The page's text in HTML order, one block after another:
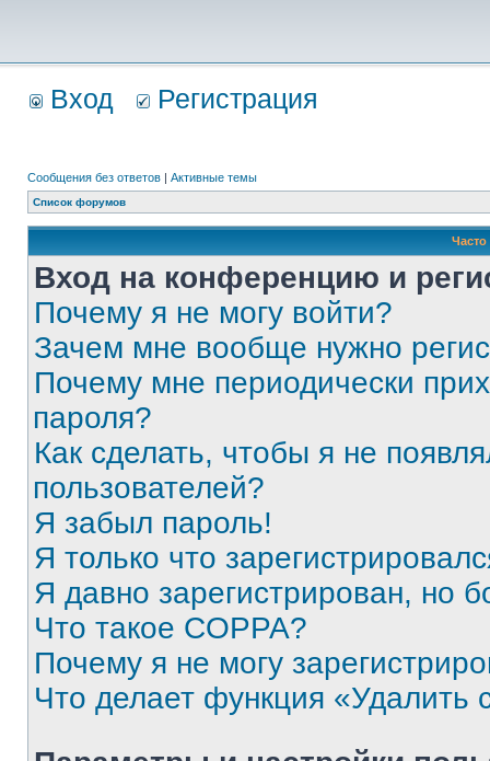
Вход Регистрация
Сообщения без ответов | Активные темы
Список форумов
Вход на конференцию и
Почему я не могу войти?
Зачем мне вообще нужно
Почему мне периодически
пароля?
Как сделать, чтобы я не
пользователей?
Я забыл пароль!
Я только что
Я давно зарегистрирован, но
Что такое COPPA?
Почему я не могу
Что делает функция «Удалить